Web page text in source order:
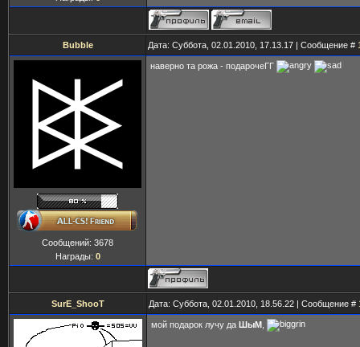
Bubble Дата: Суббота, 02.01.2010, 17.13.17 | Сообщение #
Сообщений: 3678
Награды: 0
наверно та рожа - подарочеГГ
SurE_ShooT Дата: Суббота, 02.01.2010, 18.56.22 | Сообщение #
мой подарок лучу да ШыМ